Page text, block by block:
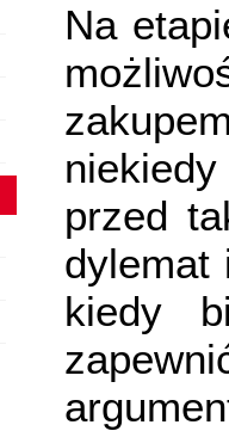
Na
przed
dylemat
kiedy